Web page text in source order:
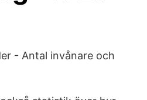
- Antal invånare och